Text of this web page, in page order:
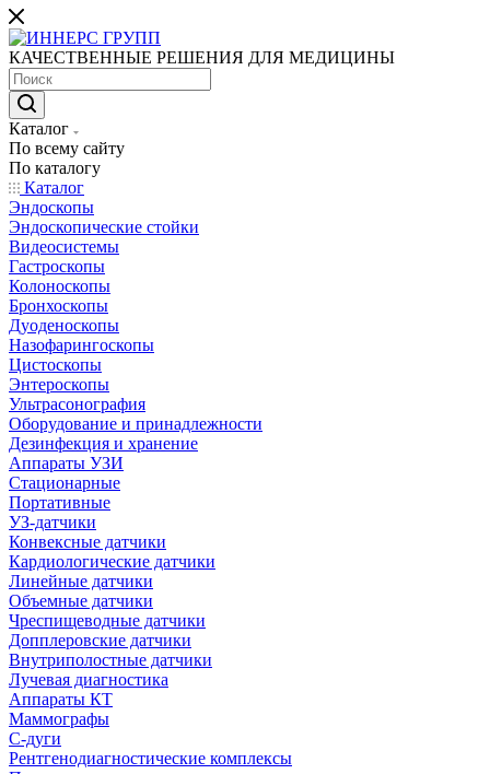
КАЧЕСТВЕННЫЕ РЕШЕНИЯ ДЛЯ МЕДИЦИНЫ
Каталог
По всему сайту
По каталогу
Каталог
Эндоскопы
Эндоскопические стойки
Видеосистемы
Гастроскопы
Колоноскопы
Бронхоскопы
Дуоденоскопы
Назофарингоскопы
Цистоскопы
Энтероскопы
Ультрасонография
Оборудование и принадлежности
Дезинфекция и хранение
Аппараты УЗИ
Стационарные
Портативные
УЗ-датчики
Конвексные датчики
Кардиологические датчики
Линейные датчики
Объемные датчики
Чреспищеводные датчики
Допплеровские датчики
Внутриполостные датчики
Лучевая диагностика
Аппараты КТ
Маммографы
С-дуги
Рентгенодиагностические комплексы